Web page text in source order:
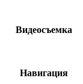
Видеосъемка
Навигация